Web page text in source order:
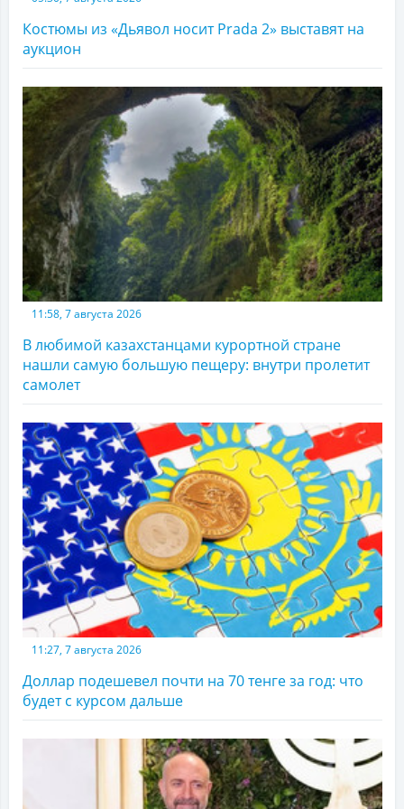
Костюмы из «Дьявол носит Prada 2» выставят на
аукцион
11:58, 7 августа 2026
В любимой казахстанцами курортной стране
нашли самую большую пещеру: внутри пролетит
самолет
11:27, 7 августа 2026
Доллар подешевел почти на 70 тенге за год: что
будет с курсом дальше